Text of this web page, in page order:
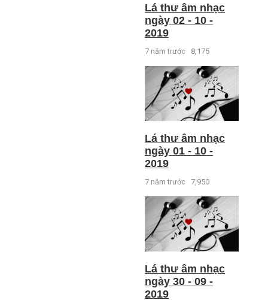
Lá thư âm nhạc
ngày 02 - 10 -
2019
7 năm trước 8,175
Lá thư âm nhạc
ngày 01 - 10 -
2019
7 năm trước 7,950
Lá thư âm nhạc
ngày 30 - 09 -
2019